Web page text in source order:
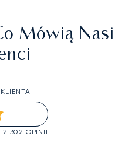
Mówią Nasi
2 302 OPINII